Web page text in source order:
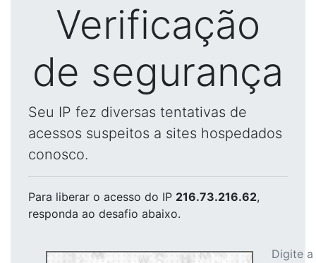
Verificação
de segurança
Seu IP fez diversas tentativas de
acessos suspeitos a sites hospedados
conosco.
Para liberar o acesso do IP 216.73.216.62,
responda ao desafio abaixo.
Digite